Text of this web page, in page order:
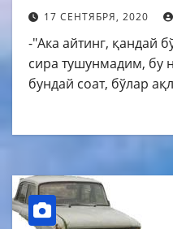
17 СЕНТЯБРЯ, 2020
-"Ака айтинг, қандай
сира тушунмадим, бу
бундай соат, бўлар